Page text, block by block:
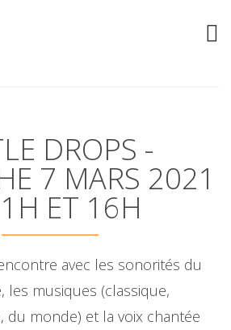
DROPS -
7 MARS 2021
ET 16H
avec les sonorités du
les musiques (classique,
du monde) et la voix chantée